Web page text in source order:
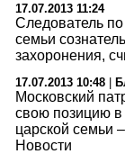
17.07.2013 11:24
Следователь
семьи
захоронения,
17.07.2013 10:48
Московский
свою позицию в
царской семьи
Новости